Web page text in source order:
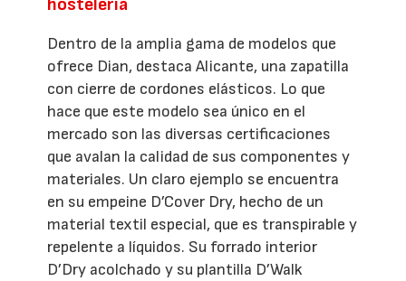
Dentro de la amplia gama de modelos que
ofrece Dian, destaca Alicante, una zapatilla
con cierre de cordones elásticos. Lo que
hace que este modelo sea único en el
mercado son las diversas certificaciones
que avalan la calidad de sus componentes y
materiales. Un claro ejemplo se encuentra
en su empeine D’Cover Dry, hecho de un
material textil especial, que es transpirable y
repelente a líquidos. Su forrado interior
D’Dry acolchado y su plantilla D’Walk